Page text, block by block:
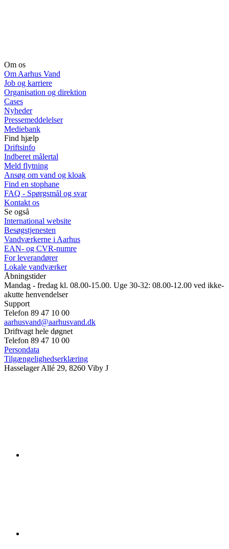
Om os
Om Aarhus Vand
Job og karriere
Organisation og direktion
Cases
Nyheder
Pressemeddelelser
Mediebank
Find hjælp
Driftsinfo
Indberet målertal
Meld flytning
Ansøg om vand og kloak
Find en stophane
FAQ - Spørgsmål og svar
Kontakt os
Se også
International website
Besøgstjenesten
Vandværkerne i Aarhus
EAN- og CVR-numre
For leverandører
Lokale vandværker
Åbningstider
Mandag - fredag kl. 08.00-15.00. Uge 30-32: 08.00-12.00 ved ikke-
akutte henvendelser
Support
Telefon 89 47 10 00
aarhusvand@aarhusvand.dk
Driftvagt hele døgnet
Telefon 89 47 10 00
Persondata
Tilgængelighedserklæring
Hasselager Allé 29, 8260 Viby J